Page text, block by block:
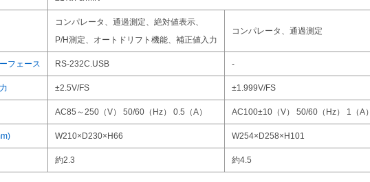
コンパレータ、通過測定、絶対値表示、
P/H測定、オートドリフト機能、補正値入力
コンパレータ、通過測定
フェース RS-232C.USB -
±2.5V/FS ±1.999V/FS
AC85～250（V） 50/60（Hz） 0.5（A） AC100±10（V） 50/60（Hz） 1（A）
W210×D230×H66 W254×D258×H101
約2.3 約4.5